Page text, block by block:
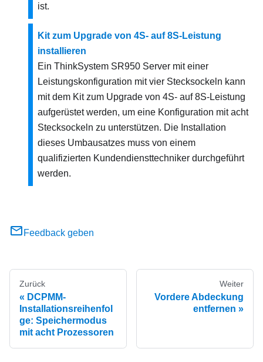
ist.
Kit zum Upgrade von 4S- auf 8S-Leistung
installieren
Ein ThinkSystem SR950 Server mit einer
Leistungskonfiguration mit vier Stecksockeln kann
mit dem Kit zum Upgrade von 4S‑ auf 8S-Leistung
aufgerüstet werden, um eine Konfiguration mit acht
Stecksockeln zu unterstützen. Die Installation
dieses Umbausatzes muss von einem
qualifizierten Kundendiensttechniker durchgeführt
werden.
Feedback geben
Zurück
DCPMM-
Installationsreihenfol
ge: Speichermodus
mit acht Prozessoren
Weiter
Vordere Abdeckung
entfernen